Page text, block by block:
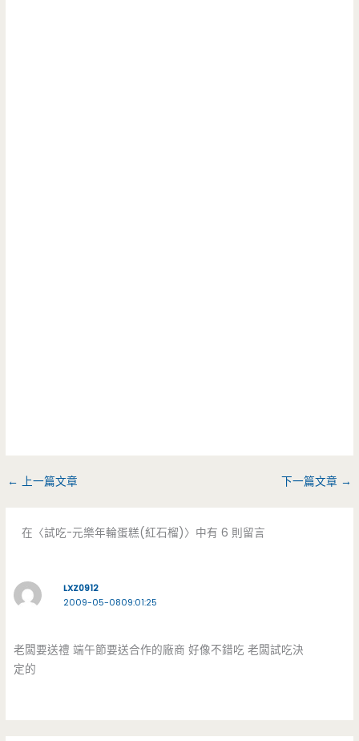
← 上一篇文章 下一篇文章 →
在〈試吃-元樂年輪蛋糕(紅石榴)〉中有 6 則留言
LXZ0912
2009-05-0809:01:25
老闆要送禮 端午節要送合作的廠商 好像不錯吃 老闆試吃決
定的